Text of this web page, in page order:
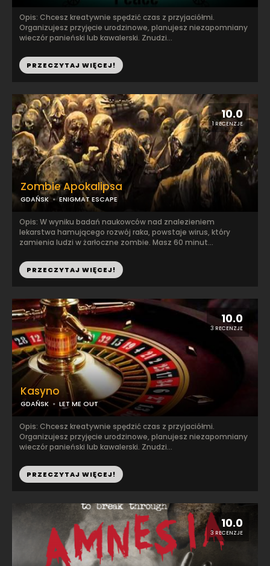
10.0
1 RECENZJE
Zombie Apokalipsa
GDAŃSK ENIGMAT ESCAPE
Opis: W wyniku badań naukowców nad znalezieniem
lekarstwa hamującego rozwój raka, powstaje wirus, który
zamienia ludzi w żarłoczne zombie. Masz 60 minut...
PRZECZYTAJ WIĘCEJ!
10.0
3 RECENZJE
Opis: Chcesz kreatywnie spędzić czas z przyjaciółmi.
Organizujesz przyjęcie urodzinowe, planujesz niezapomniany
wieczór panieński lub kawalerski. Znudzi...
PRZECZYTAJ WIĘCEJ!
10.0
3 RECENZJE
Kasyno
GDAŃSK LET ME OUT
Opis: Chcesz kreatywnie spędzić czas z przyjaciółmi.
Organizujesz przyjęcie urodzinowe, planujesz niezapomniany
wieczór panieński lub kawalerski. Znudzi...
PRZECZYTAJ WIĘCEJ!